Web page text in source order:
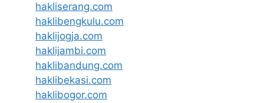
hakliserang.com
haklibengkulu.com
haklijogja.com
haklijambi.com
haklibandung.com
haklibekasi.com
haklibogor.com